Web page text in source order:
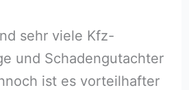
sehr viele Kfz-
und Schadengutachter
ist es vorteilhafter